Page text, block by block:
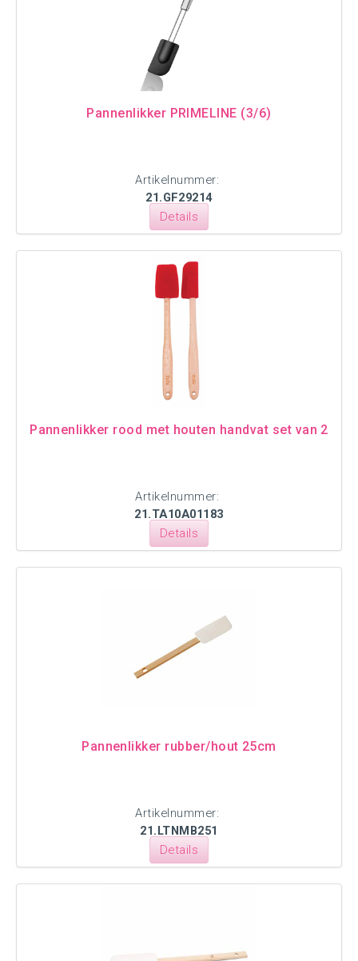
Pannenlikker PRIMELINE (3/6)
Artikelnummer:
21.GF29214
Details
Pannenlikker rood met houten handvat set van 2
Artikelnummer:
21.TA10A01183
Details
Pannenlikker rubber/hout 25cm
Artikelnummer:
21.LTNMB251
Details